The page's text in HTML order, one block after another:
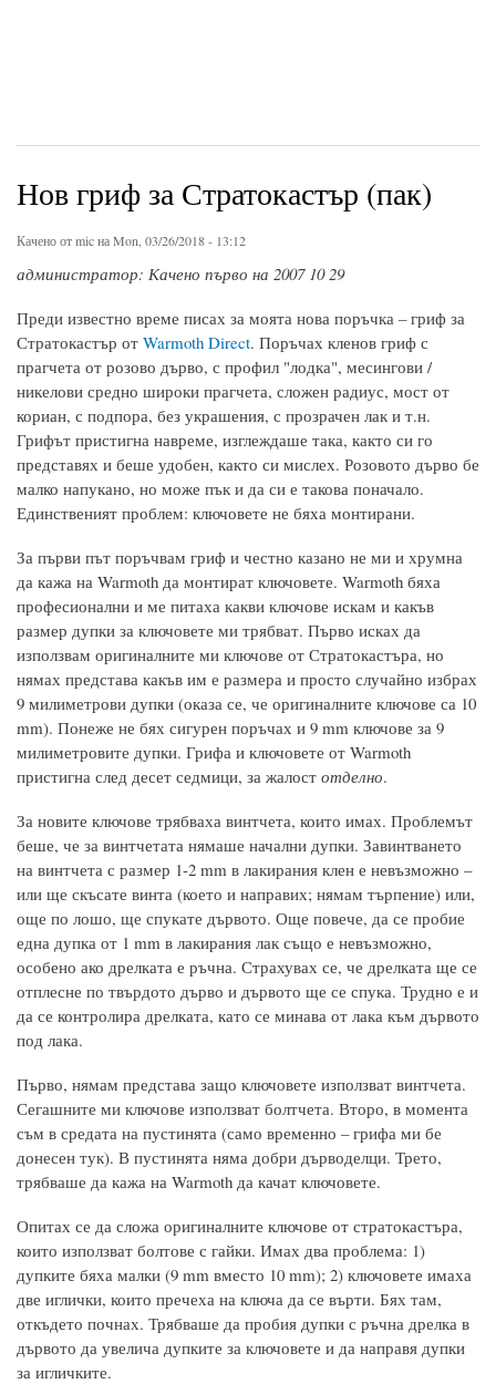
Нов гриф за Стратокастър (пак)
Качено отmicна Mon, 03/26/2018 - 13:12
администратор: Качено първо на 2007 10 29
Преди известно време писах за моята нова поръчка – гриф за
Стратокастър от Warmoth Direct. Поръчах кленов гриф с
прагчета от розово дърво, с профил "лодка", месингови /
никелови средно широки прагчета, сложен радиус, мост от
кориан, с подпора, без украшения, с прозрачен лак и т.н.
Грифът пристигна навреме, изглеждаше така, както си го
представях и беше удобен, както си мислех. Розовото дърво бе
малко напукано, но може пък и да си е такова поначало.
Единственият проблем: ключовете не бяха монтирани.
За първи път поръчвам гриф и честно казано не ми и хрумна
да кажа на Warmoth да монтират ключовете. Warmoth бяха
професионални и ме питаха какви ключове искам и какъв
размер дупки за ключовете ми трябват. Първо исках да
използвам оригиналните ми ключове от Стратокастъра, но
нямах представа какъв им е размера и просто случайно избрах
9 милиметрови дупки (оказа се, че оригиналните ключове са 10
mm). Понеже не бях сигурен поръчах и 9 mm ключове за 9
милиметровите дупки. Грифа и ключовете от Warmoth
пристигна след десет седмици, за жалост отделно.
За новите ключове трябваха винтчета, които имах. Проблемът
беше, че за винтчетата нямаше начални дупки. Завинтването
на винтчета с размер 1-2 mm в лакирания клен е невъзможно –
или ще скъсате винта (което и направих; нямам търпение) или,
още по лошо, ще спукате дървото. Още повече, да се пробие
една дупка от 1 mm в лакирания лак също е невъзможно,
особено ако дрелката е ръчна. Страхувах се, че дрелката ще се
отплесне по твърдото дърво и дървото ще се спука. Трудно е и
да се контролира дрелката, като се минава от лака към дървото
под лака.
Първо, нямам представа защо ключовете използват винтчета.
Сегашните ми ключове използват болтчета. Второ, в момента
съм в средата на пустинята (само временно – грифа ми бе
донесен тук). В пустинята няма добри дърводелци. Трето,
трябваше да кажа на Warmoth да качат ключовете.
Опитах се да сложа оригиналните ключове от стратокастъра,
които използват болтове с гайки. Имах два проблема: 1)
дупките бяха малки (9 mm вместо 10 mm); 2) ключовете имаха
две иглички, които пречеха на ключа да се върти. Бях там,
откъдето почнах. Трябваше да пробия дупки с ръчна дрелка в
дървото да увелича дупките за ключовете и да направя дупки
за игличките.